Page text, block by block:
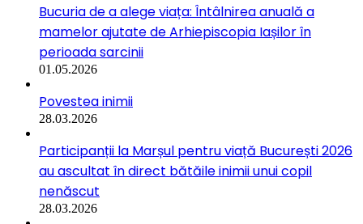
Bucuria de a alege viața: Întâlnirea anuală a
mamelor ajutate de Arhiepiscopia Iașilor în
perioada sarcinii
01.05.2026
Povestea inimii
28.03.2026
Participanții la Marșul pentru viață București 2026
au ascultat în direct bătăile inimii unui copil
nenăscut
28.03.2026